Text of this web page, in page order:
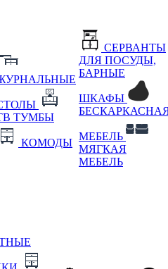
ТУМБЫ
КОМОДЫ
СЕРВАНТЫ
ДЛЯ ПОСУДЫ,
БАРНЫЕ
ШКАФЫ
МЕБЕЛЬ
МЯГКАЯ
МЕБЕЛЬ